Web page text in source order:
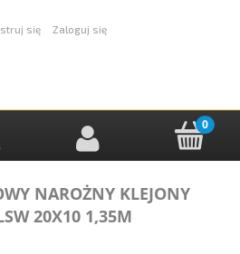
się Zaloguj się
NAROŻNY KLEJONY
20X10 1,35M